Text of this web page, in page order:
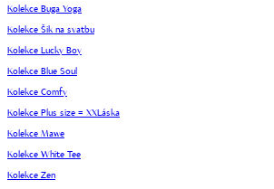
Kolekce Buga Yoga
Kolekce Šik na svatbu
Kolekce Lucky Boy
Kolekce Blue Soul
Kolekce Comfy
Kolekce Plus size = XXLáska
Kolekce Mawe
Kolekce White Tee
Kolekce Zen